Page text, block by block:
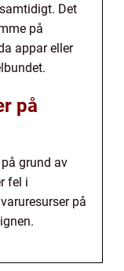
Det
på
appar eller
på
grund av
fel i
på